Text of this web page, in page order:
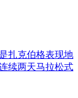
扎克伯格表现地
续两天马拉松式